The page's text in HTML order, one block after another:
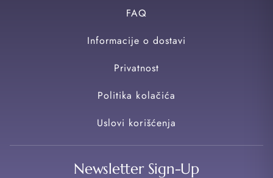
FAQ
Informacije o dostavi
Privatnost
Politika kolačića
Uslovi korišćenja
Newsletter Sign-Up